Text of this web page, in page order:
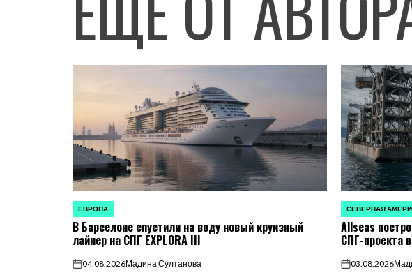
ОПУБЛИКОВАНО
В
ЕВРОПА
В Барселоне спустили на воду новый круизный
лайнер на СПГ EXPLORA III
on04.08.2026Мадина Султанова
ОПУБЛИКОВАНО
В
СЕВЕРНАЯ
Allseas
СПГ-проекта
on03.08.2026